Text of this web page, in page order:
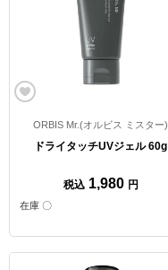
ORBIS Mr.(オルビス ミスター)
ドライタッチUVジェル 60g
税込 1,980 円
在庫 〇